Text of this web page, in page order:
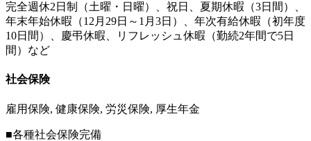
完全週休2日制（土曜・日曜）、祝日、夏期休暇（3日間）、
年末年始休暇（12月29日～1月3日）、年次有給休暇（初年度
10日間）、慶弔休暇、リフレッシュ休暇（勤続2年間で5日
間）など
社会保険
雇用保険, 健康保険, 労災保険, 厚生年金
■各種社会保険完備